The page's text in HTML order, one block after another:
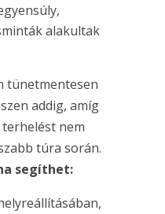
alakultak
tünetmentesen
addig, amíg
nem
túra során.
segíthet: